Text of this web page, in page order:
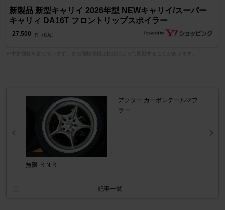
新製品 新型キャリイ 2026年型 NEWキャリイ/スーパー
キャリィ DA16T フロントリップスポイラー
27,500 円 （税込）
無限 ＲＮＲ
アクター カーボンテールマフ
ラー
記事一覧